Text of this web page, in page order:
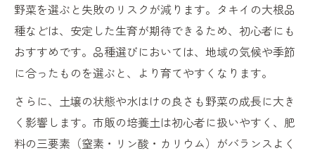
野菜を選ぶと失敗のリスクが減ります。タキイの大根品
種などは、安定した生育が期待できるため、初心者にも
おすすめです。品種選びにおいては、地域の気候や季節
に合ったものを選ぶと、より育てやすくなります。
さらに、土壌の状態や水はけの良さも野菜の成長に大き
く影響します。市販の培養土は初心者に扱いやすく、肥
料の三要素（窒素・リン酸・カリウム）がバランスよく